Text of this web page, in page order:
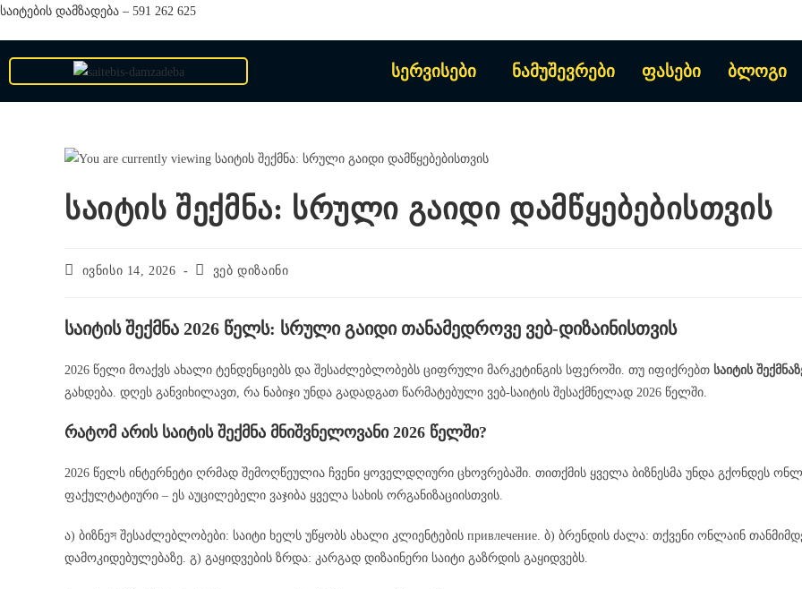
საიტების დამზადება – 591 262 625
სერვისები ნამუშევრები ფასები ბლოგი
საიტის შექმნა: სრული გაიდი დამწყებებისთვის
ივნისი 14, 2026 ვებ დიზაინი
საიტის შექმნა 2026 წელს: სრული გაიდი თანამედროვე ვებ-დიზაინისთვის
2026 წელი მოაქვს ახალი ტენდენციებს და შესაძლებლობებს ციფრული მარკეტინგის სფეროში. თუ იფიქრებთ საიტის
გახდება. დღეს განვიხილავთ, რა ნაბიჯი უნდა გადადგათ წარმატებული ვებ-საიტის შესაქმნელად 2026 წელში.
რატომ არის საიტის შექმნა მნიშვნელოვანი 2026 წელში?
2026 წელს ინტერნეტი ღრმად შემოღწეულია ჩვენი ყოველდღიური ცხოვრებაში. თითქმის ყველა ბიზნესმა უნდა გქონდეს
ფაქულტატიური – ეს აუცილებელი ვაჯიბა ყველა სახის ორგანიზაციისთვის.
ა) ბიზნეস შესაძლებლობები: საიტი ხელს უწყობს ახალი კლიენტების привлечение. ბ) ბრენდის ძალა: თქვენი ონლაინ
დამოკიდებულებაზე. გ) გაყიდვების ზრდა: კარგად დიზაინერი საიტი გაზრდის გაყიდვებს.